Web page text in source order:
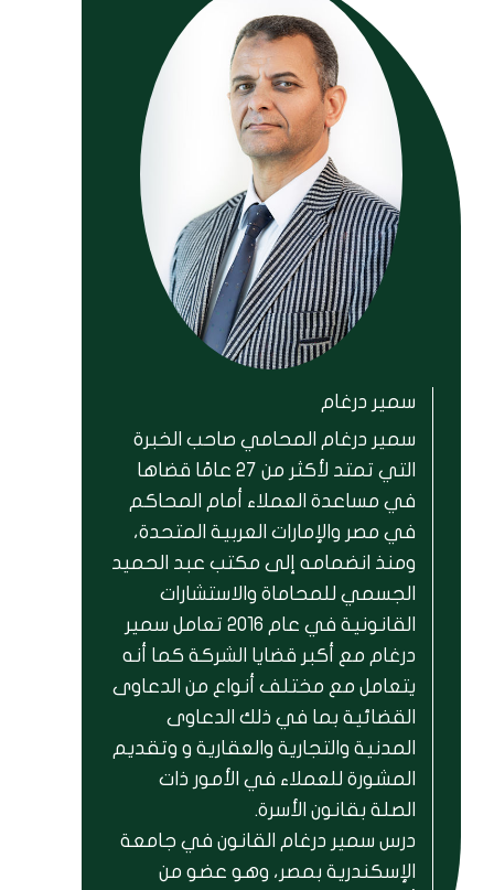
سمير درغام
سمير درغام المحامي صاحب الخبرة
التي تمتد لأكثر من 27 عامًا قضاها
في مساعدة العملاء أمام المحاكم
في مصر والإمارات العربية المتحدة،
ومنذ انضمامه إلى مكتب عبد الحميد
الجسمي للمحاماة والاستشارات
القانونية في عام 2016 تعامل سمير
درغام مع أكبر قضايا الشركة كما أنه
يتعامل مع مختلف أنواع من الدعاوى
القضائية بما في ذلك الدعاوى
المدنية والتجارية والعقارية و وتقديم
المشورة للعملاء في الأمور ذات
الصلة بقانون الأسرة.
درس سمير درغام القانون في جامعة
الإسكندرية بمصر، وهو عضو من